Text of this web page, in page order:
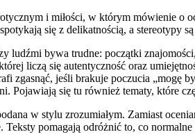
i miłości, w którym mówienie o
się z delikatnością, a stereotypy
ludźmi bywa trudne: początki
liczą się autentyczność oraz
zgasnąć, jeśli brakuje poczucia „mogę
Pojawiają się tu również tematy, które
w stylu zrozumiałym. Zamiast
pomagają odróżnić to, co